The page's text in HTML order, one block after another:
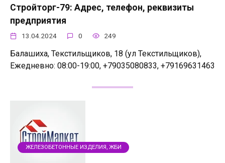
Стройторг-79: Адрес, телефон, реквизиты
предприятия
13.04.2024 0 249
Балашиха, Текстильщиков, 18 (ул Текстильщиков),
Ежедневно: 08:00-19:00, +79035080833, +79169631463
ЖЕЛЕЗОБЕТОННЫЕ ИЗДЕЛИЯ, ЖБИ